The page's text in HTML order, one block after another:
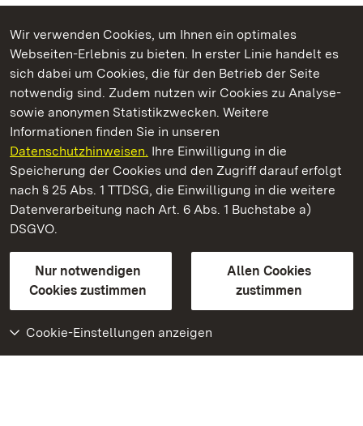
Wir verwenden Cookies, um Ihnen ein optimales
Webseiten-Erlebnis zu bieten. In erster Linie handelt es
sich dabei um Cookies, die für den Betrieb der Seite
notwendig sind. Zudem nutzen wir Cookies zu Analyse-
sowie anonymen Statistikzwecken. Weitere
Informationen finden Sie in unseren
Datenschutzhinweisen. Ihre Einwilligung in die
Speicherung der Cookies und den Zugriff darauf erfolgt
nach § 25 Abs. 1 TTDSG, die Einwilligung in die weitere
Datenverarbeitung nach Art. 6 Abs. 1 Buchstabe a)
DSGVO.
Nur notwendigen
Cookies zustimmen
Allen Cookies
zustimmen
Cookie-Einstellungen anzeigen
Kommen. Staunen. Genießen.
Staatliche Schlösser und Gärten Baden‑Württemberg
Staatliche Schlösser und Gärten Baden-Württemberg
Kontakt
GebärdenspracheLeichte Sprache
Erklärung zur Barrierefreiheit
BITV-konform (geprüfte Seiten)
Weiteres